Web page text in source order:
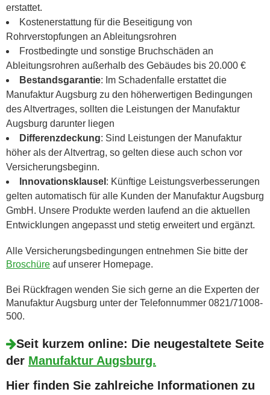
erstattet.
Kostenerstattung für die Beseitigung von
Rohrverstopfungen an Ableitungsrohren
Frostbedingte und sonstige Bruchschäden an
Ableitungsrohren außerhalb des Gebäudes bis 20.000 €
Bestandsgarantie: Im Schadenfalle erstattet die
Manufaktur Augsburg zu den höherwertigen Bedingungen
des Altvertrages, sollten die Leistungen der Manufaktur
Augsburg darunter liegen
Differenzdeckung: Sind Leistungen der Manufaktur
höher als der Altvertrag, so gelten diese auch schon vor
Versicherungsbeginn.
Innovationsklausel : Künftige Leistungsverbesserungen
gelten automatisch für alle Kunden der Manufaktur Augsburg
GmbH. Unsere Produkte werden laufend an die aktuellen
Entwicklungen angepasst und stetig erweitert und ergänzt.
Alle Versicherungsbedingungen entnehmen Sie bitte der
Broschüre auf unserer Homepage.
Bei Rückfragen wenden Sie sich gerne an die Experten der
Manufaktur Augsburg unter der Telefonnummer 0821/71008-
500.
Seit kurzem online: Die neugestaltete Seite
der Manufaktur Augsburg.
Hier finden Sie zahlreiche Informationen zu